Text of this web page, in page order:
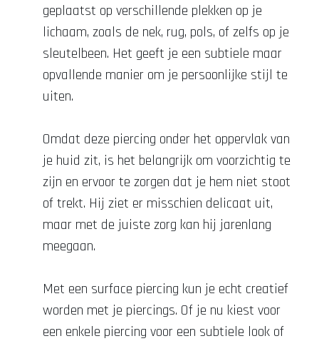
geplaatst op verschillende plekken op je
lichaam, zoals de nek, rug, pols, of zelfs op je
sleutelbeen. Het geeft je een subtiele maar
opvallende manier om je persoonlijke stijl te
uiten.
Omdat deze piercing onder het oppervlak van
je huid zit, is het belangrijk om voorzichtig te
zijn en ervoor te zorgen dat je hem niet stoot
of trekt. Hij ziet er misschien delicaat uit,
maar met de juiste zorg kan hij jarenlang
meegaan.
Met een surface piercing kun je echt creatief
worden met je piercings. Of je nu kiest voor
een enkele piercing voor een subtiele look of